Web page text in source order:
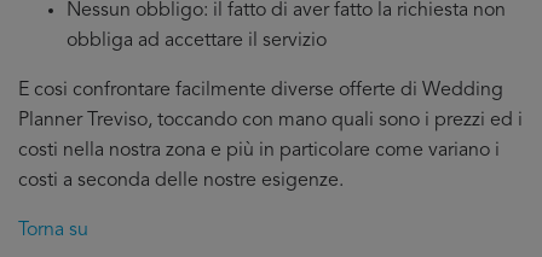
Nessun obbligo: il fatto di aver fatto la richiesta non
obbliga ad accettare il servizio
E cosi confrontare facilmente diverse offerte di Wedding
Planner Treviso, toccando con mano quali sono i prezzi ed i
costi nella nostra zona e più in particolare come variano i
costi a seconda delle nostre esigenze.
Torna su